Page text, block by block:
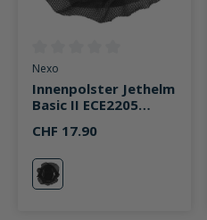
Durchschnittliche Bewertung
Nexo
Innenpolster Jethelm
Basic II ECE2205
CHF 17.90
neutral